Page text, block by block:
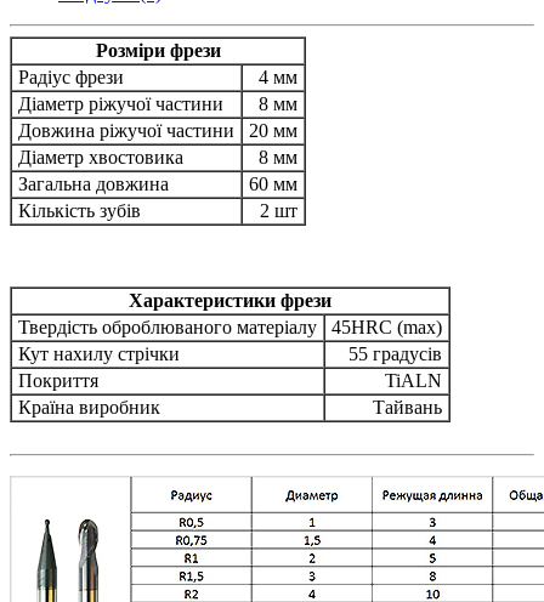
Розміри фрези
Радіус фрези
4 мм
Діаметр ріжучої частини
8 мм
Довжина ріжучої частини
20 мм
Діаметр хвостовика
8 мм
Загальна довжина
60 мм
Кількість зубів
2 шт
Характеристики фрези
Твердість оброблюваного матеріалу
45HRC (max)
Кут нахилу стрічки
55 градусів
Покриття
TiALN
Країна виробник
Тайвань